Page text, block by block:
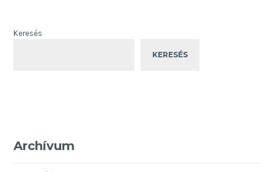
Keresés
KERESÉS
Archívum